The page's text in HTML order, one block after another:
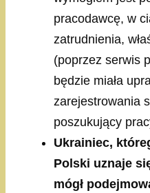
pracodawcę, w
zatrudnienia,
(poprzez serwis
będzie miała
zarejestrowania
poszukujący
Ukrainiec,
Polski uznaje
mógł